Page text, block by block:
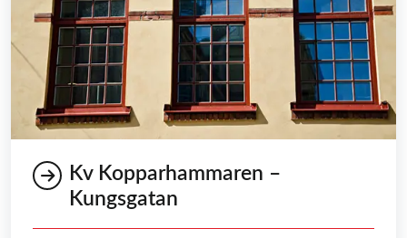
Kv Kopparhammaren –
Kungsgatan